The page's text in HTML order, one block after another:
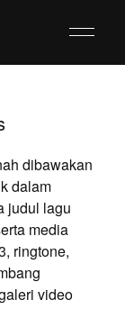
dibawakan
dalam
judul lagu
media
ringtone,
video